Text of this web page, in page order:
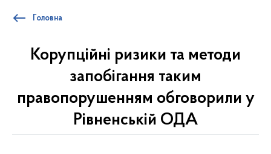
Головна
Корупційні ризики та методи
запобігання таким
правопорушенням обговорили у
Рівненській ОДА